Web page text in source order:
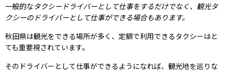
一般的なタクシードライバーとして仕事をするだけでなく、観光タ
クシーのドライバーとして仕事ができる場合もあります。
秋田県は観光をできる場所が多く、定額で利用できるタクシーはと
ても重要視されています。
そのドライバーとして仕事ができるようになれば、観光地を巡りな